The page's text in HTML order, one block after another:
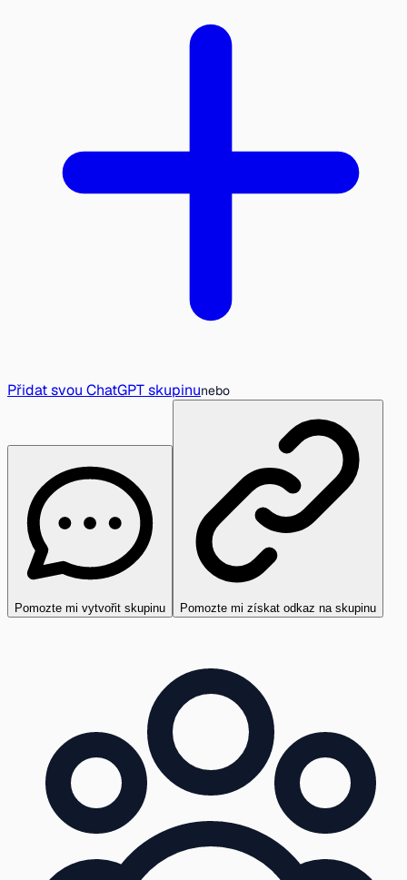
Přidat svou ChatGPT skupinunebo
Pomozte mi vytvořit skupinu Pomozte mi získat odkaz na skupinu